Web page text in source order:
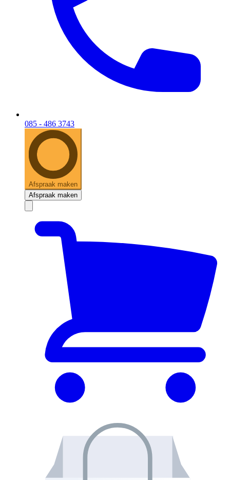
085 - 486 3743
Afspraak maken
Afspraak maken